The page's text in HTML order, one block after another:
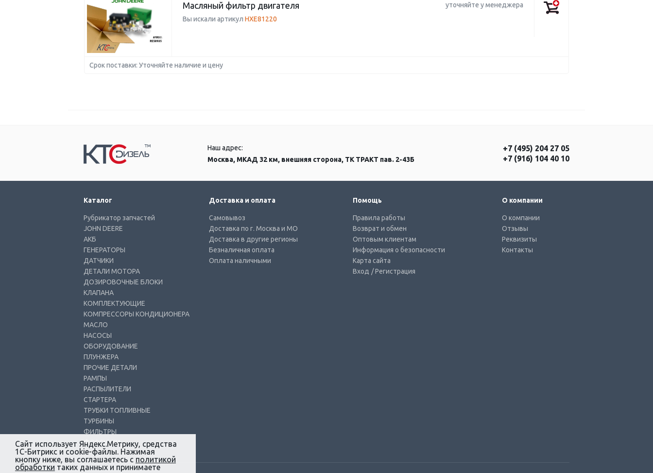
Масляный фильтр двигателя
Вы искали артикул HXE81220
уточняйте у менеджера
Срок поставки: Уточняйте наличие и цену
Наш адрес:
Москва, МКАД 32 км, внешняя сторона, ТК ТРАКТ пав. 2-43Б
+7 (495) 204 27 05
+7 (916) 104 40 10
Каталог
Рубрикатор запчастей
JOHN DEERE
АКБ
ГЕНЕРАТОРЫ
ДАТЧИКИ
ДЕТАЛИ МОТОРА
ДОЗИРОВОЧНЫЕ БЛОКИ
КЛАПАНА
КОМПЛЕКТУЮЩИЕ
КОМПРЕССОРЫ КОНДИЦИОНЕРА
МАСЛО
НАСОСЫ
ОБОРУДОВАНИЕ
ПЛУНЖЕРА
ПРОЧИЕ ДЕТАЛИ
РАМПЫ
РАСПЫЛИТЕЛИ
СТАРТЕРА
ТРУБКИ ТОПЛИВНЫЕ
ТУРБИНЫ
ФИЛЬТРЫ
ФОРСУНКИ
Доставка и оплата
Самовывоз
Доставка по г. Москва и МО
Доставка в другие регионы
Безналичная оплата
Оплата наличными
Помощь
Правила работы
Возврат и обмен
Оптовым клиентам
Информация о безопасности
Карта сайта
Вход / Регистрация
О компании
О компании
Отзывы
Реквизиты
Контакты
Сайт использует Яндекс.Метрику, средства
1С-Битрикс и cookie-файлы. Нажимая
кнопку ниже, вы соглашаетесь с политикой
обработки таких данных и принимаете